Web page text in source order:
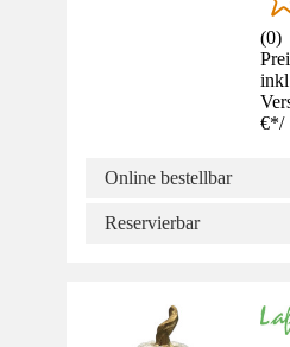
(0)
€*/
Online bestellbar
Reservierbar